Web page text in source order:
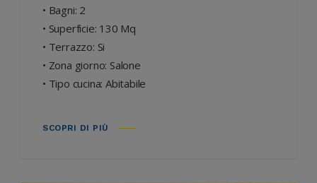
• Bagni: 2
• Superficie: 130 Mq
• Terrazzo: Si
• Zona giorno: Salone
• Tipo cucina: Abitabile
SCOPRI DI PIÙ